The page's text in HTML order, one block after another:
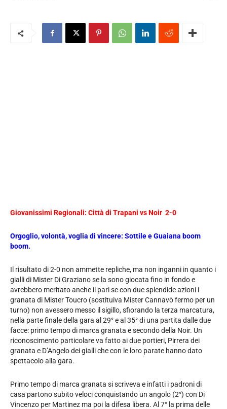
Giovanissimi Regionali: Città di Trapani vs Noir 2-0
Orgoglio, volontà, voglia di vincere: Sottile e Guaiana boom
boom.
Il risultato di 2-0 non ammette repliche, ma non inganni in quanto i
gialli di Mister Di Graziano se la sono giocata fino in fondo e
avrebbero meritato anche il pari se con due splendide azioni i
granata di Mister Toucro (sostituiva Mister Cannavò fermo per un
turno) non avessero messo il sigillo, sfiorando la terza marcatura,
nella parte finale della gara al 29° e al 35° di una partita dalle due
facce: primo tempo di marca granata e secondo della Noir. Un
riconoscimento particolare va fatto ai due portieri, Pirrera dei
granata e D’Angelo dei gialli che con le loro parate hanno dato
spettacolo alla gara.
Primo tempo di marca granata si scriveva e infatti i padroni di
casa partono subito veloci conquistando un angolo (2°) con Di
Vincenzo per Martinez ma poi la difesa libera. Al 7° la prima delle